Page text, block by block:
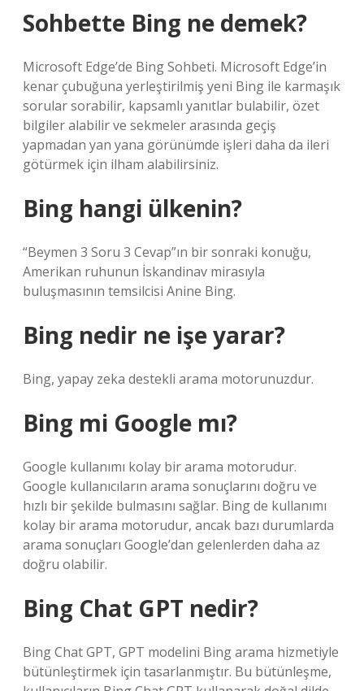
Sohbette Bing ne demek?
Microsoft Edge’de Bing Sohbeti. Microsoft Edge’in
kenar çubuğuna yerleştirilmiş yeni Bing ile karmaşık
sorular sorabilir, kapsamlı yanıtlar bulabilir, özet
bilgiler alabilir ve sekmeler arasında geçiş
yapmadan yan yana görünümde işleri daha da ileri
götürmek için ilham alabilirsiniz.
Bing hangi ülkenin?
“Beymen 3 Soru 3 Cevap”ın bir sonraki konuğu,
Amerikan ruhunun İskandinav mirasıyla
buluşmasının temsilcisi Anine Bing.
Bing nedir ne işe yarar?
Bing, yapay zeka destekli arama motorunuzdur.
Bing mi Google mı?
Google kullanımı kolay bir arama motorudur.
Google kullanıcıların arama sonuçlarını doğru ve
hızlı bir şekilde bulmasını sağlar. Bing de kullanımı
kolay bir arama motorudur, ancak bazı durumlarda
arama sonuçları Google’dan gelenlerden daha az
doğru olabilir.
Bing Chat GPT nedir?
Bing Chat GPT, GPT modelini Bing arama hizmetiyle
bütünleştirmek için tasarlanmıştır. Bu bütünleşme,